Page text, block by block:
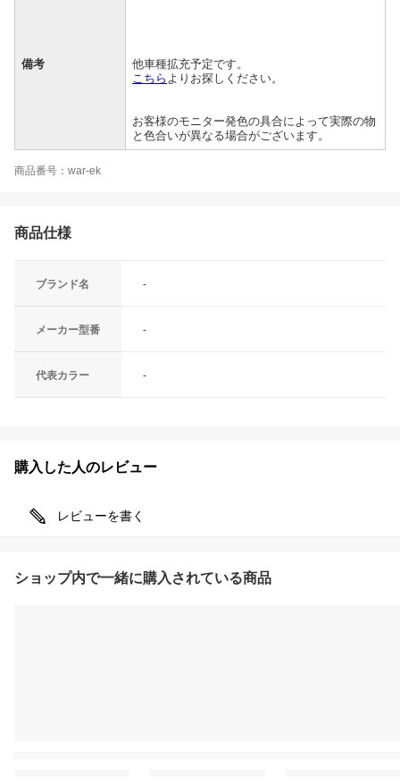
備考
他車種拡充予定です。
こちら よりお探しください。
お客様のモニター発色の具合によって実際の物
と色合いが異なる場合がございます。
商品番号：war-ek
商品仕様
ブランド名 -
メーカー型番 -
代表カラー -
購入した人のレビュー
レビューを書く
ショップ内で一緒に購入されている商品